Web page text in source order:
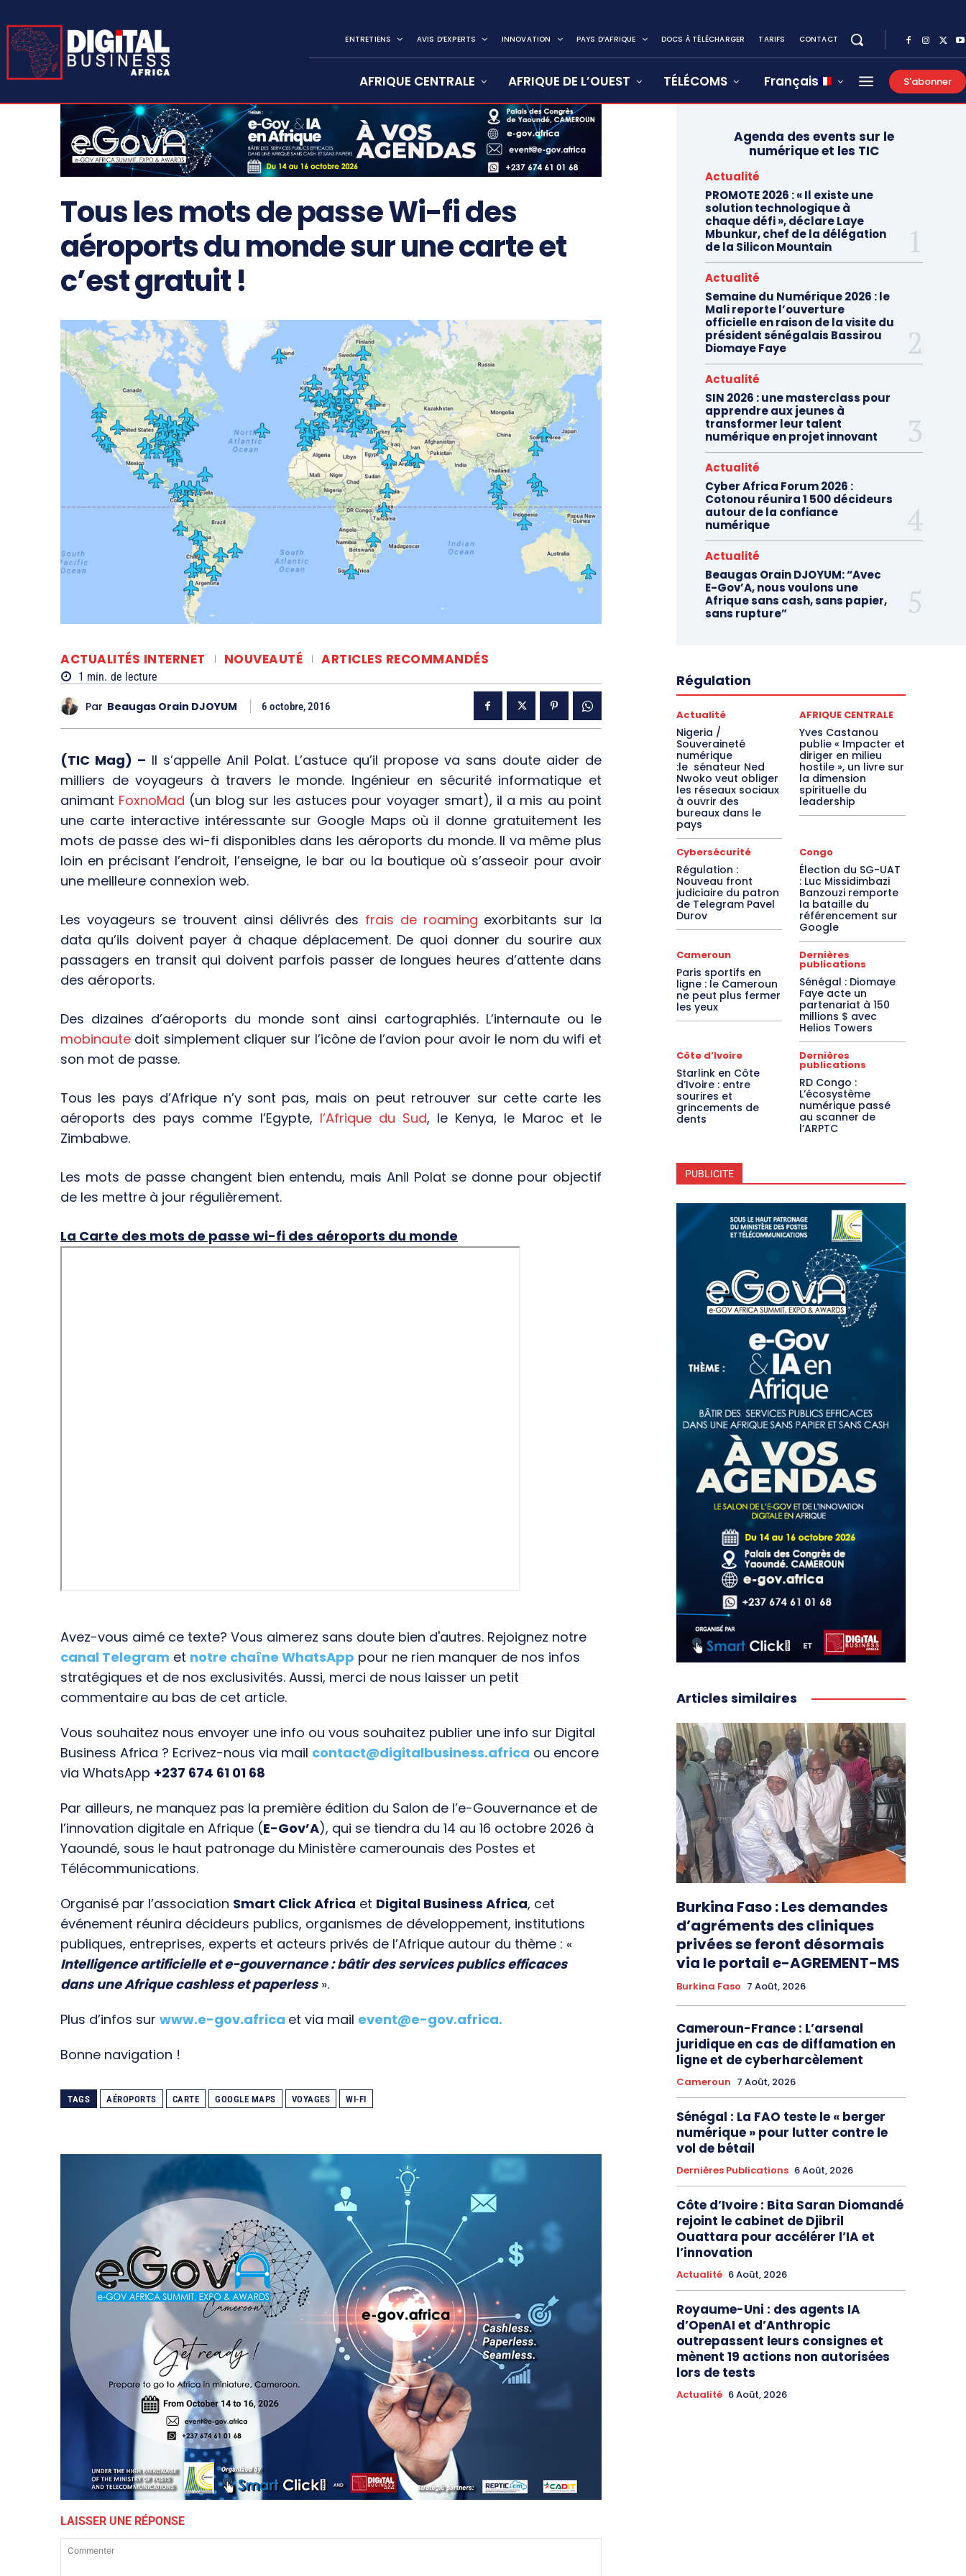
ENTRETIENS AVIS D’EXPERTS INNOVATION PAYS D’AFRIQUE DOCS À TÉLÉCHARGER TARIFS CONTACT
AFRIQUE CENTRALE AFRIQUE DE L’OUEST TÉLÉCOMS Français S'abonner
Tous les mots de passe Wi-fi des
aéroports du monde sur une carte et
c’est gratuit !
ACTUALITÉS INTERNET NOUVEAUTÉ ARTICLES RECOMMANDÉS
1 min. de lecture
Par Beaugas Orain DJOYUM 6 octobre, 2016
(TIC Mag) – Il s’appelle Anil Polat. L’astuce qu’il propose va sans doute aider de
milliers de voyageurs à travers le monde. Ingénieur en sécurité informatique et
animant FoxnoMad (un blog sur les astuces pour voyager smart), il a mis au point
une carte interactive intéressante sur Google Maps où il donne gratuitement les
mots de passe des wi-fi disponibles dans les aéroports du monde. Il va même plus
loin en précisant l’endroit, l’enseigne, le bar ou la boutique où s’asseoir pour avoir
une meilleure connexion web.
Les voyageurs se trouvent ainsi délivrés des frais de roaming exorbitants sur la
data qu’ils doivent payer à chaque déplacement. De quoi donner du sourire aux
passagers en transit qui doivent parfois passer de longues heures d’attente dans
des aéroports.
Des dizaines d’aéroports du monde sont ainsi cartographiés. L’internaute ou le
mobinaute doit simplement cliquer sur l’icône de l’avion pour avoir le nom du wifi et
son mot de passe.
Tous les pays d’Afrique n’y sont pas, mais on peut retrouver sur cette carte les
aéroports des pays comme l’Egypte, l’Afrique du Sud, le Kenya, le Maroc et le
Zimbabwe.
Les mots de passe changent bien entendu, mais Anil Polat se donne pour objectif
de les mettre à jour régulièrement.
La Carte des mots de passe wi-fi des aéroports du monde
Avez-vous aimé ce texte? Vous aimerez sans doute bien d'autres. Rejoignez notre
canal Telegram et notre chaîne WhatsApp pour ne rien manquer de nos infos
stratégiques et de nos exclusivités. Aussi, merci de nous laisser un petit
commentaire au bas de cet article.
Vous souhaitez nous envoyer une info ou vous souhaitez publier une info sur Digital
Business Africa ? Ecrivez-nous via mail contact@digitalbusiness.africa ou encore
via WhatsApp +237 674 61 01 68
Par ailleurs, ne manquez pas la première édition du Salon de l’e-Gouvernance et de
l’innovation digitale en Afrique (E-Gov’A), qui se tiendra du 14 au 16 octobre 2026 à
Yaoundé, sous le haut patronage du Ministère camerounais des Postes et
Télécommunications.
Organisé par l’association Smart Click Africa et Digital Business Africa, cet
événement réunira décideurs publics, organismes de développement, institutions
publiques, entreprises, experts et acteurs privés de l’Afrique autour du thème : «
Intelligence artificielle et e-gouvernance : bâtir des services publics efficaces
dans une Afrique cashless et paperless».
Plus d’infos sur www.e-gov.africa et via mail event@e-gov.africa.
Bonne navigation !
TAGS AÉROPORTS CARTE GOOGLE MAPS VOYAGES WI-FI
LAISSER UNE RÉPONSE
Agenda des events sur le
numérique et les TIC
Actualité
PROMOTE 2026 : « Il existe une
solution technologique à
chaque défi », déclare Laye
Mbunkur, chef de la délégation
de la Silicon Mountain
Actualité
Semaine du Numérique 2026 : le
Mali reporte l’ouverture
officielle en raison de la visite du
président sénégalais Bassirou
Diomaye Faye
Actualité
SIN 2026 : une masterclass pour
apprendre aux jeunes à
transformer leur talent
numérique en projet innovant
Actualité
Cyber Africa Forum 2026 :
Cotonou réunira 1 500 décideurs
autour de la confiance
numérique
Actualité
Beaugas Orain DJOYUM: “Avec
E-Gov’A, nous voulons une
Afrique sans cash, sans papier,
sans rupture”
Régulation
Actualité
Nigeria /
Souveraineté
numérique
:le sénateur Ned
Nwoko veut obliger
les réseaux sociaux
à ouvrir des
bureaux dans le
pays
AFRIQUE CENTRALE
Yves Castanou
publie « Impacter et
diriger en milieu
hostile », un livre sur
la dimension
spirituelle du
leadership
Cybersécurité
Régulation :
Nouveau front
judiciaire du patron
de Telegram Pavel
Durov
Congo
Élection du SG-UAT
: Luc Missidimbazi
Banzouzi remporte
la bataille du
référencement sur
Google
Cameroun
Paris sportifs en
ligne : le Cameroun
ne peut plus fermer
les yeux
Dernières
publications
Sénégal : Diomaye
Faye acte un
partenariat à 150
millions $ avec
Helios Towers
Côte d’Ivoire
Starlink en Côte
d’Ivoire : entre
sourires et
grincements de
dents
Dernières
publications
RD Congo :
L’écosystème
numérique passé
au scanner de
l’ARPTC
PUBLICITE
Articles similaires
Burkina Faso : Les demandes
d’agréments des cliniques
privées se feront désormais
via le portail e-AGREMENT-MS
Burkina Faso 7 Août, 2026
Cameroun-France : L’arsenal
juridique en cas de diffamation en
ligne et de cyberharcèlement
Cameroun 7 Août, 2026
Sénégal : La FAO teste le « berger
numérique » pour lutter contre le
vol de bétail
Dernières Publications 6 Août, 2026
Côte d’Ivoire : Bita Saran Diomandé
rejoint le cabinet de Djibril
Ouattara pour accélérer l’IA et
l’innovation
Actualité 6 Août, 2026
Royaume-Uni : des agents IA
d’OpenAI et d’Anthropic
outrepassent leurs consignes et
mènent 19 actions non autorisées
lors de tests
Actualité 6 Août, 2026